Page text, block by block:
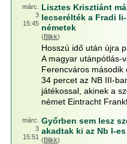
márc.
3
15:45
Lisztes Krisztiánt
lecserélték a Fradi
németek
(Blikk)
Hosszú idő után újra
A magyar utánpótlás-
Ferencváros második
34 percet az NB III-
játékossal, akinek a
német Eintracht
márc.
3
15:51
Győrben sem lesz
akadtak ki az Nb I-
(Blikk)